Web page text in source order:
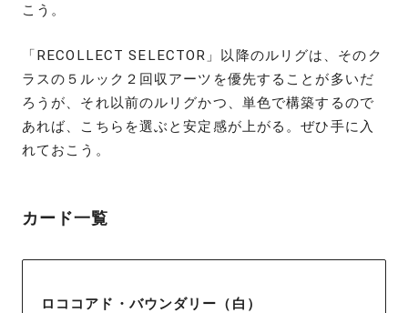
こう。
「RECOLLECT SELECTOR」以降のルリグは、そのク
ラスの５ルック２回収アーツを優先することが多いだ
ろうが、それ以前のルリグかつ、単色で構築するので
あれば、こちらを選ぶと安定感が上がる。ぜひ手に入
れておこう。
カード一覧
ロココアド・バウンダリー（白）